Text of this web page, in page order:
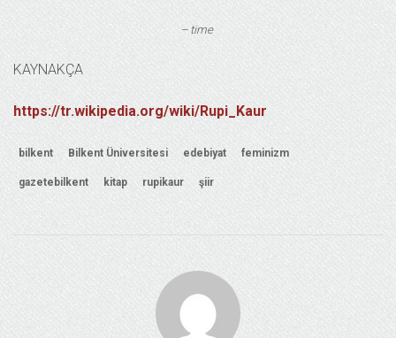
– time
KAYNAKÇA
https://tr.wikipedia.org/wiki/Rupi_Kaur
bilkent Bilkent Üniversitesi edebiyat feminizm
gazetebilkent kitap rupikaur şiir